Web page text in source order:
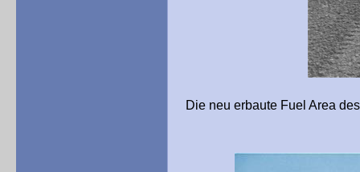
Die neu erbaute Fuel Area